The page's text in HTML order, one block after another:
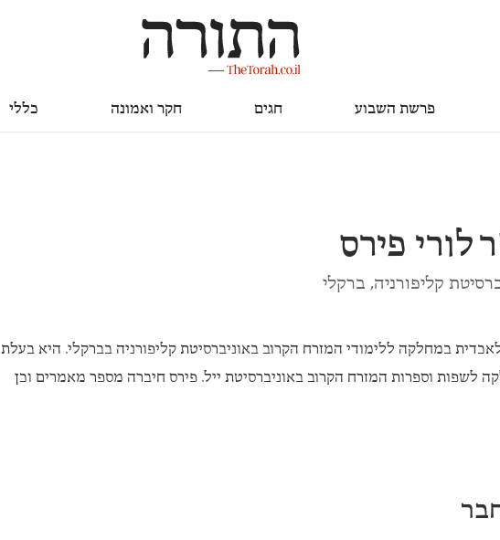
פרשת השבוע חגים חקר ואמונה כללי
חקר ואמונה כללי
לורי פירס
קליפורניה, ברקלי
במחלקה ללימודי המזרח הקרוב באוניברסיטת קליפורניה בברקלי. היא בעלת
לשפות וספרות המזרח הקרוב באוניברסיטת ייל. פירס חיברה מספר מאמרים וכן